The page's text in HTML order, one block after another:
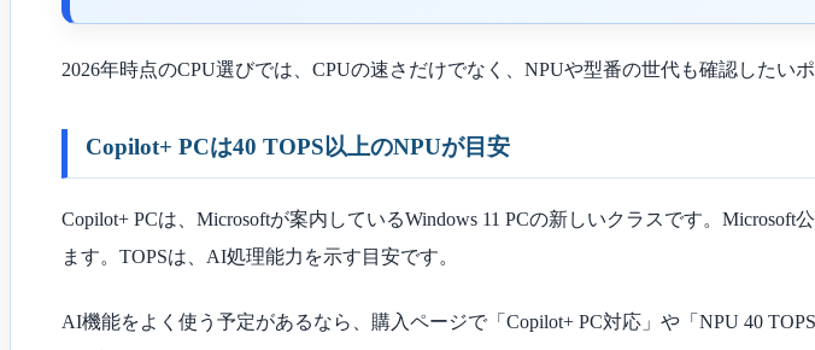
2026年時点のCPU選びでは、CPUの速さだけでなく、NPUや型番の世代も確認した
Copilot+ PCは40 TOPS以上のNPUが目安
Copilot+ PCは、Microsoftが案内しているWindows 11 PCの新しいクラスです。
ます。TOPSは、AI処理能力を示す目安です。
AI機能をよく使う予定があるなら、購入ページで「Copilot+ PC対応」や「NPU 40